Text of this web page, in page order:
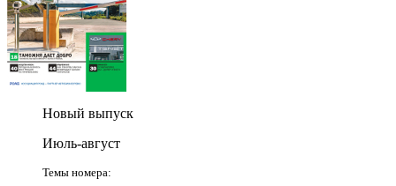
Новый выпуск
Июль-август
Темы номера: